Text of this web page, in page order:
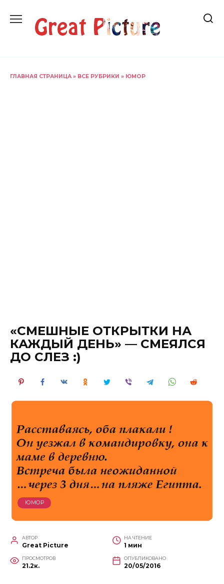
содержанию
ГЛАВНАЯ СТРАНИЦА » ВСЕ РУБРИКИ » ЮМОР
«СМЕШНЫЕ ОТКРЫТКИ НА
КАЖДЫЙ ДЕНЬ» — СМЕЯЛСЯ
ДО СЛЕЗ :)
ЮМОР
АВТОР
Great Picture
НА ЧТЕНИЕ
1 мин
ПРОСМОТРОВ
21.2к.
ОПУБЛИКОВАНО
20/05/2016